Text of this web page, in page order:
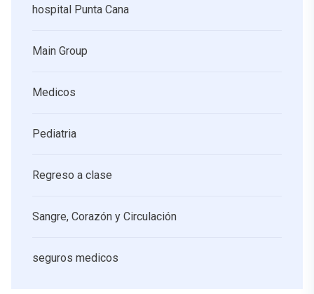
hospital Punta Cana
Main Group
Medicos
Pediatria
Regreso a clase
Sangre, Corazón y Circulación
seguros medicos